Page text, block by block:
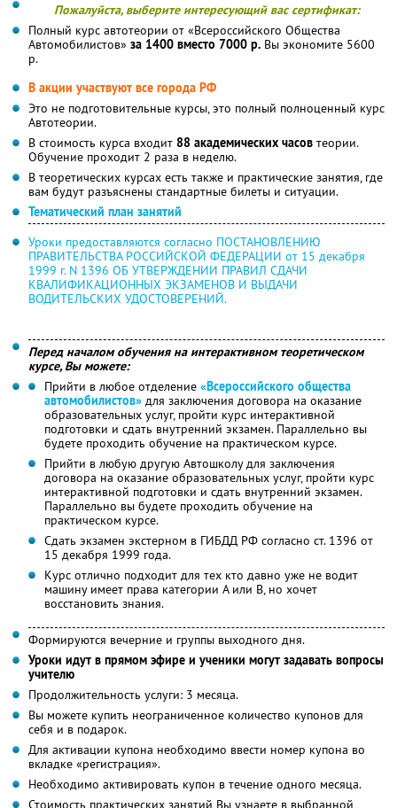
Пожалуйста, выберите интересующий вас сертификат:
Полный курс автотеории от «Всероссийского Общества
Автомобилистов» за 1400 вместо 7000 р. Вы экономите 5600
р.
В акции участвуют все города РФ
Это не подготовительные курсы, это полный полноценный курс
Автотеории.
В стоимость курса входит 88 академических часов теории.
Обучение проходит 2 раза в неделю.
В теоретических курсах есть также и практические занятия, где
вам будут разъяснены стандартные билеты и ситуации.
Тематический план занятий
Уроки предоставляются согласно ПОСТАНОВЛЕНИЮ
ПРАВИТЕЛЬСТВА РОССИЙСКОЙ ФЕДЕРАЦИИ от 15 декабря
1999 г. N 1396 ОБ УТВЕРЖДЕНИИ ПРАВИЛ СДАЧИ
КВАЛИФИКАЦИОННЫХ ЭКЗАМЕНОВ И ВЫДАЧИ
ВОДИТЕЛЬСКИХ УДОСТОВЕРЕНИЙ.
Перед началом обучения на интерактивном теоретическом
курсе, Вы можете:
Прийти в любое отделение «Всероссийского общества
автомобилистов» для заключения договора на оказание
образовательных услуг, пройти курс интерактивной
подготовки и сдать внутренний экзамен. Параллельно вы
будете проходить обучение на практическом курсе.
Прийти в любую другую Автошколу для заключения
договора на оказание образовательных услуг, пройти курс
интерактивной подготовки и сдать внутренний экзамен.
Параллельно вы будете проходить обучение на
практическом курсе.
Сдать экзамен экстерном в ГИБДД РФ согласно ст. 1396 от
15 декабря 1999 года.
Курс отлично подходит для тех кто давно уже не водит
машину имеет права категории А или В, но хочет
восстановить знания.
Формируются вечерние и группы выходного дня.
Уроки идут в прямом эфире и ученики могут задавать вопросы
учителю
Продолжительность услуги: 3 месяца.
Вы можете купить неограниченное количество купонов для
себя и в подарок.
Для активации купона необходимо ввести номер купона во
вкладке «регистрация».
Необходимо активировать купон в течение одного месяца.
Стоимость практических занятий Вы узнаете в выбранной